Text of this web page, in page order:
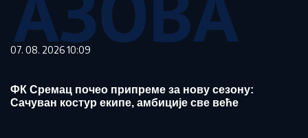
07. 08. 2026 10:09
ФК Сремац почео припреме за нову сезону:
Сачуван костур екипе, амбиције све веће